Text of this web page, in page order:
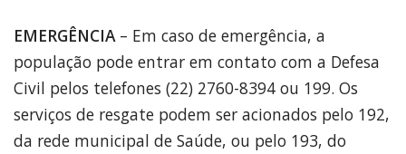
EMERGÊNCIA – Em caso de emergência, a
população pode entrar em contato com a Defesa
Civil pelos telefones (22) 2760-8394 ou 199. Os
serviços de resgate podem ser acionados pelo 192,
da rede municipal de Saúde, ou pelo 193, do